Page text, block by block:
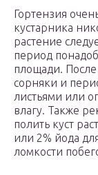
Гортензия
кустарника
растение
период
площади.
сорняки и
листьями или
влагу. Также
полить куст
или 2% йода
ломкости